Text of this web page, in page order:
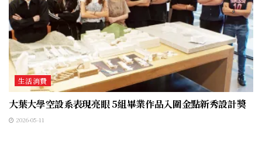
生活消費
大葉大學空設系表現亮眼 5組畢業作品入圍金點新秀設計獎
2026-05-11